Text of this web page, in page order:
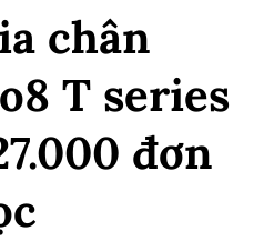
chân
T series
đơn